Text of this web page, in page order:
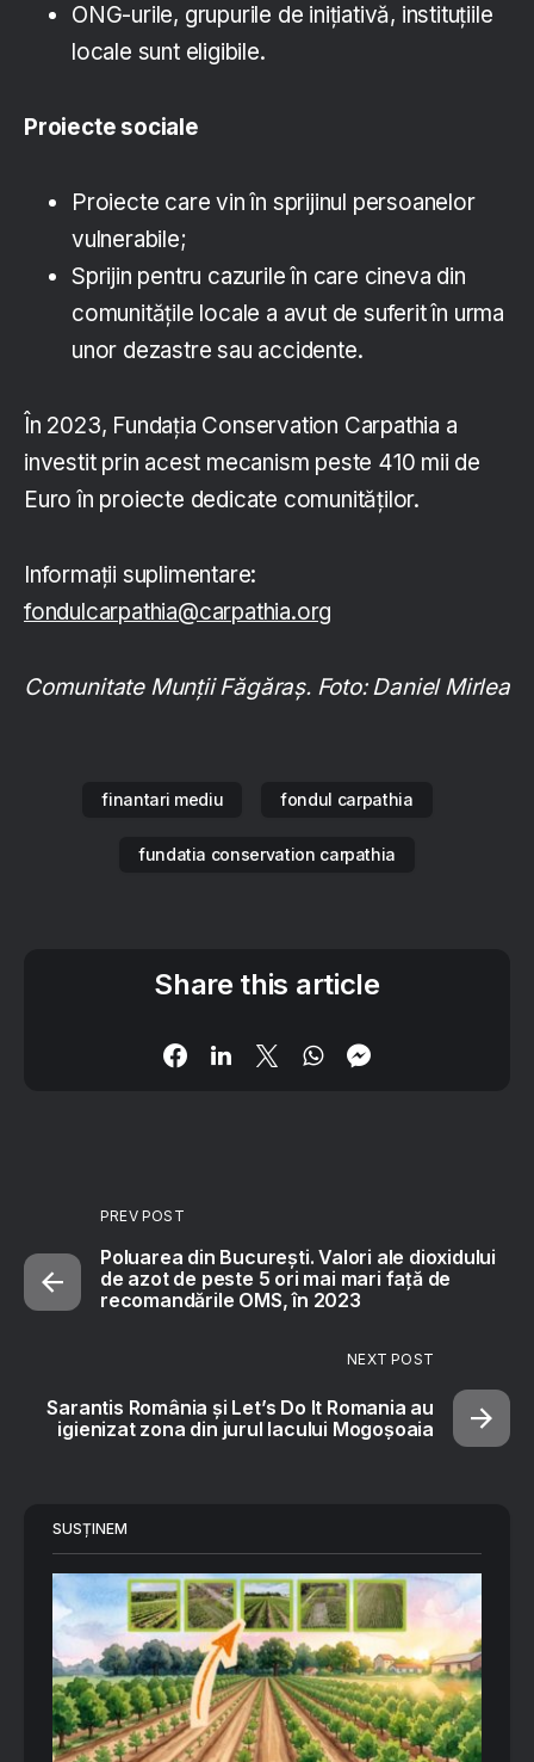
ONG-urile, grupurile de inițiativă, instituțiile
locale sunt eligibile.
Proiecte sociale
Proiecte care vin în sprijinul persoanelor
vulnerabile;
Sprijin pentru cazurile în care cineva din
comunitățile locale a avut de suferit în urma
unor dezastre sau accidente.
În 2023, Fundația Conservation Carpathia a
investit prin acest mecanism peste 410 mii de
Euro în proiecte dedicate comunităților.
Informații suplimentare:
fondulcarpathia@carpathia.org
Comunitate Munții Făgăraș. Foto: Daniel Mirlea
finantari mediu fondul carpathia
fundatia conservation carpathia
Share this article
PREV POST
Poluarea din București. Valori ale dioxidului
de azot de peste 5 ori mai mari faţă de
recomandările OMS, în 2023
NEXT POST
Sarantis România și Let’s Do It Romania au
igienizat zona din jurul lacului Mogoșoaia
SUSȚINEM